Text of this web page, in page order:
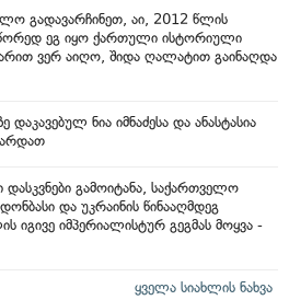
გადავარჩინეთ, აი, 2012 წლის
სწორედ ეგ იყო ქართული ისტორიული
ვერ აიღო, შიდა ღალატით გაინაღდა
დაკავებულ ნია იმნაძესა და ანასტასია
გამოიტანა, საქართველო
და უკრაინის წინააღმდეგ
იგივე იმპერიალისტურ გეგმას მოყვა -
ყველა სიახლის ნახვა